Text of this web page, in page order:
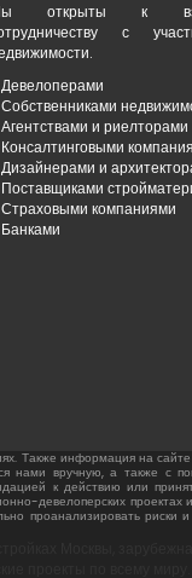
открыты к
с
и риелторами
и
компаниями
Также информация на
нами вручную, а также с
к действию или
девелоперских
проанализировать риски